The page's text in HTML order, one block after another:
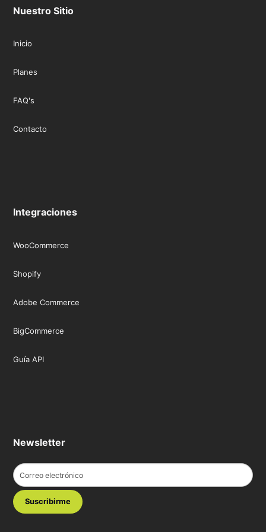
m
Nuestro Sitio
Inicio
Planes
FAQ's
Contacto
Integraciones
WooCommerce
Shopify
Adobe Commerce
BigCommerce
Guía API
Newsletter